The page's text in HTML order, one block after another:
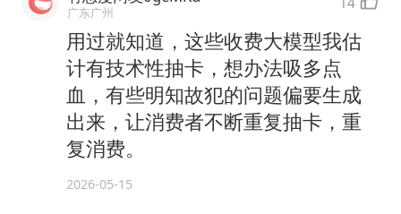
广东广州
用过就知道，这些收费大模型我估
计有技术性抽卡，想办法吸多点
血，有些明知故犯的问题偏要生成
出来，让消费者不断重复抽卡，重
复消费。
2026-05-15